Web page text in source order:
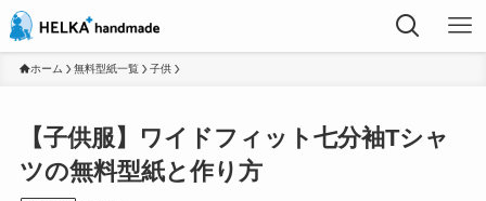
ホーム 無料型紙一覧 子供
【子供服】ワイドフィット七分袖Tシャ
ツの無料型紙と作り方